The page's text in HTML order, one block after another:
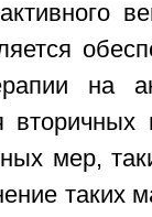
на
мер,
таких